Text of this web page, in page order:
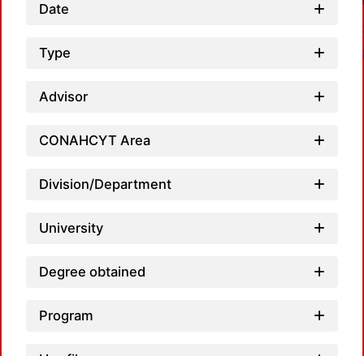
Date
Type
Advisor
CONAHCYT Area
Division/Department
University
Degree obtained
Program